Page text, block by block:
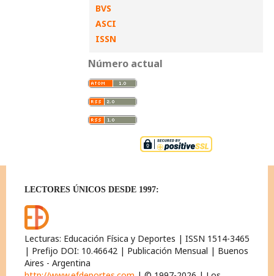
BVS
ASCI
ISSN
Número actual
LECTORES ÚNICOS DESDE 1997:
Lecturas: Educación Física y Deportes | ISSN 1514-3465
| Prefijo DOI: 10.46642 | Publicación Mensual | Buenos
Aires - Argentina